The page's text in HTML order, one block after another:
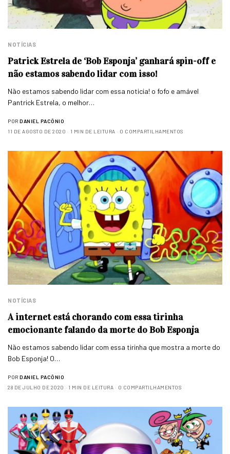
NOTÍCIAS
Patrick Estrela de ‘Bob Esponja’ ganhará spin-off e
não estamos sabendo lidar com isso!
Não estamos sabendo lidar com essa noticia! o fofo e amável
Pantrick Estrela, o melhor…
POR DANIEL PACÔNIO
11 DE AGOSTO DE 2020
1 MIN DE LEITURA 0 COMPARTILHAMENTOS
NOTÍCIAS
A internet está chorando com essa tirinha
emocionante falando da morte do Bob Esponja
Não estamos sabendo lidar com essa tirinha que mostra a morte do
Bob Esponja! O…
POR DANIEL PACÔNIO
28 DE JULHO DE 2020
1 MIN DE LEITURA 0 COMPARTILHAMENTOS